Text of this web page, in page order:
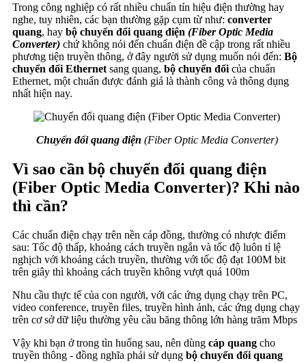
Trong công nghiệp có rất nhiều chuẩn tín hiệu điện thường hay
nghe, tuy nhiên, các bạn thường gặp cụm từ như: converter
quang, hay bộ chuyển đổi quang điện (Fiber Optic Media
Converter) chứ không nói đến chuẩn điện đề cập trong rất nhiều
phương tiện truyền thông, ở đây người sử dụng muốn nói đến: Bộ
chuyển đổi Ethernet sang quang, bộ chuyển đổi của chuẩn
Ethernet, một chuẩn được đánh giá là thành công và thông dụng
nhất hiện nay.
Chuyển đổi quang điện (Fiber Optic Media Converter)
Vì sao cần bộ chuyển đổi quang điện
(Fiber Optic Media Converter)? Khi nào
thì cần?
Các chuẩn điện chạy trên nền cáp đồng, thường có nhược điểm
sau: Tốc độ thấp, khoảng cách truyền ngắn và tốc độ luôn tỉ lệ
nghịch với khoảng cách truyền, thường với tốc độ đạt 100M bit
trên giây thì khoảng cách truyền không vượt quá 100m
Nhu cầu thực tế của con người, với các ứng dụng chạy trên PC,
video conference, truyền files, truyền hình ảnh, các ứng dụng chạy
trên cơ sở dữ liệu thường yêu cầu băng thông lớn hàng trăm Mbps
Vậy khi bạn ở trong tìn huống sau, nên dùng cáp quang cho
truyền thông - đồng nghĩa phải sử dụng bộ chuyển đổi quang